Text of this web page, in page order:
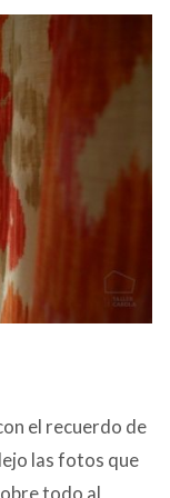
el recuerdo de
las fotos que
todo al